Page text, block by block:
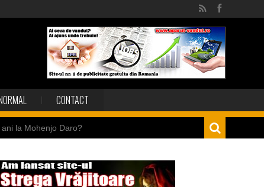
CONTACT
la Mohenjo Daro?